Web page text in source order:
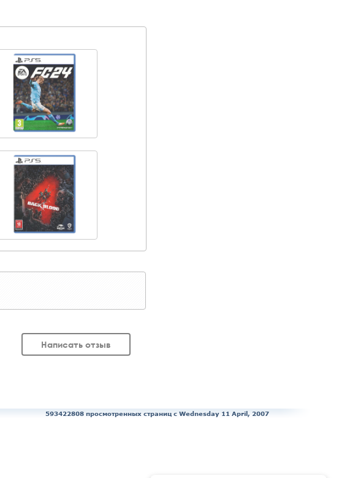
Написать отзыв
593422808 просмотренных страниц c Wednesday 11 April, 2007